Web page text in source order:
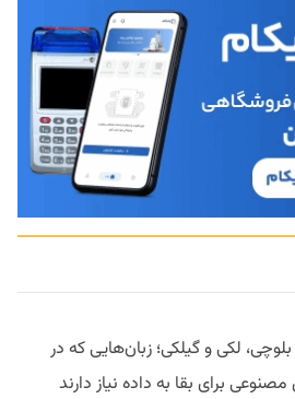
لکی و گیلکی؛ زبان‌هایی که در
برای بقا به داده نیاز دارند